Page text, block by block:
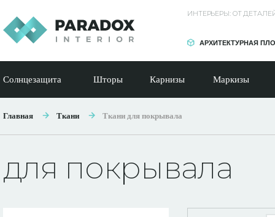
ИНТЕРЬЕРЫ: ОТ
АРХИТЕКТУРНАЯ
Солнцезащита Шторы Карнизы Маркизы
Главная Ткани Ткани для покрывала
для покрывала